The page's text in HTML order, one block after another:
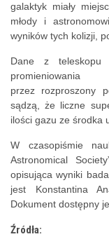
galaktyk miały
młody i
wyników tych kolizji,
Dane z teleskopu
przez rozproszony
sądzą, że liczne
ilości gazu ze środka
W czasopiśmie
Astronomical
opisująca wyniki
jest Konstantina
Dokument dostępny
Źródła: